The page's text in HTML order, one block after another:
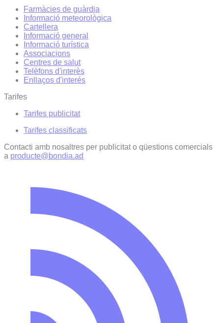
Farmàcies de guàrdia
Informació meteorològica
Cartellera
Informació general
Informació turística
Associacions
Centres de salut
Telèfons d'interès
Enllaços d'interés
Tarifes
Tarifes publicitat
Tarifes classificats
Contacti amb nosaltres per publicitat o qüestions comercials
a producte@bondia.ad